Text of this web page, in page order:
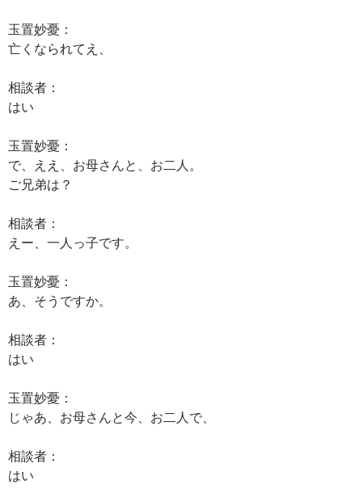
玉置妙憂：
亡くなられてえ、
相談者：
はい
玉置妙憂：
で、ええ、お母さんと、お二人。
ご兄弟は？
相談者：
えー、一人っ子です。
玉置妙憂：
あ、そうですか。
相談者：
はい
玉置妙憂：
じゃあ、お母さんと今、お二人で、
相談者：
はい